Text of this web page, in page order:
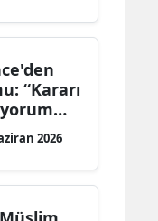
“Kararı
2026